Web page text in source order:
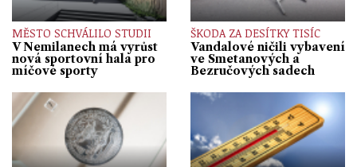
MĚSTO SCHVÁLILO STUDII
V Nemilanech má vyrůst
nová sportovní hala pro
míčové sporty
ŠKODA ZA DESÍTKY TISÍC
Vandalové ničili vybavení
ve Smetanových a
Bezručových sadech